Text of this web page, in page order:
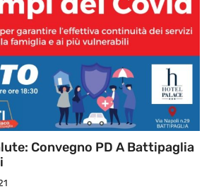
Convegno PD A Battipaglia